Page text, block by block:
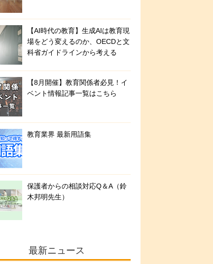
【AI時代の教育】生成AIは教育現
場をどう変えるのか、OECDと文
科省ガイドラインから考える
【8月開催】教育関係者必見！イ
ベント情報記事一覧はこちら
教育業界 最新用語集
保護者からの相談対応Q＆A（鈴
木邦明先生）
最新ニュース